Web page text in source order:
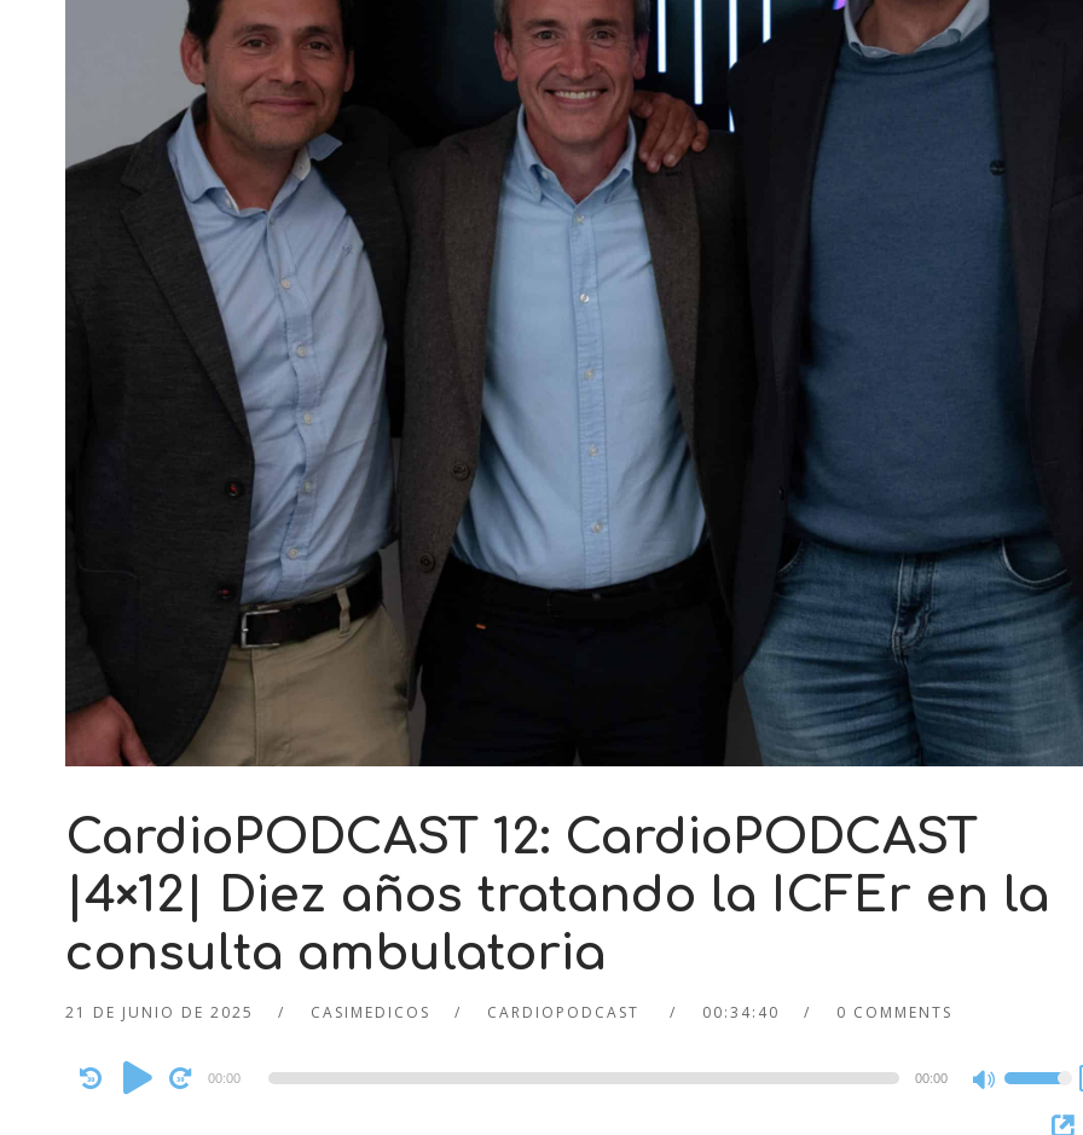
CardioPODCAST 12: CardioPODCAST
|4×12| Diez años tratando la ICFEr en la
consulta ambulatoria
21 DE JUNIO DE 2025 CASIMEDICOS CARDIOPODCAST 00:34:40 0 COMMENTS
Audio
Player
00:00 00:00
Use
Up/Down